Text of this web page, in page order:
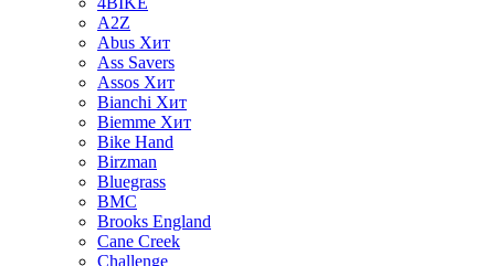
A2Z
Abus Хит
Ass Savers
Assos Хит
Bianchi Хит
Biemme Хит
Bike Hand
Birzman
Bluegrass
BMC
Brooks England
Cane Creek
Challenge